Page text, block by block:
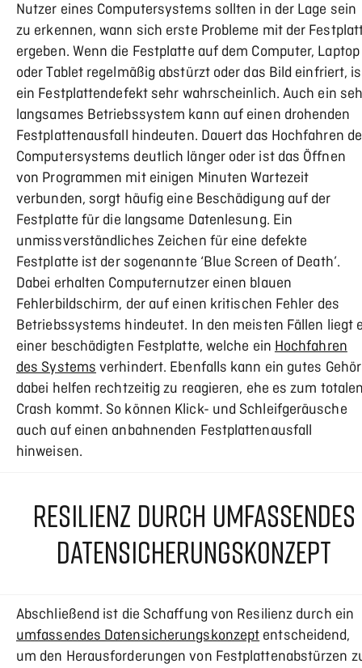
Nutzer eines Computersystems sollten in der Lage sein
zu erkennen, wann sich erste Probleme mit der
ergeben. Wenn die Festplatte auf dem Computer, Laptop
oder Tablet regelmäßig abstürzt oder das Bild einfriert,
ein Festplattendefekt sehr wahrscheinlich. Auch ein
langsames Betriebssystem kann auf einen drohenden
Festplattenausfall hindeuten. Dauert das Hochfahren
Computersystems deutlich länger oder ist das Öffnen
von Programmen mit einigen Minuten Wartezeit
verbunden, sorgt häufig eine Beschädigung auf der
Festplatte für die langsame Datenlesung. Ein
unmissverständliches Zeichen für eine defekte
Festplatte ist der sogenannte ‘Blue Screen of Death’.
Dabei erhalten Computernutzer einen blauen
Fehlerbildschirm, der auf einen kritischen Fehler des
Betriebssystems hindeutet. In den meisten Fällen liegt
einer beschädigten Festplatte, welche ein Hochfahren
des Systemsverhindert. Ebenfalls kann ein gutes Gehör
dabei helfen rechtzeitig zu reagieren, ehe es zum
Crash kommt. So können Klick- und Schleifgeräusche
auch auf einen anbahnenden Festplattenausfall
hinweisen.
RESILIENZ DURCH UMFASSENDES
DATENSICHERUNGSKONZEPT
Abschließend ist die Schaffung von Resilienz durch ein
umfassendes Datensicherungskonzeptentscheidend,
um den Herausforderungen von Festplattenabstürzen